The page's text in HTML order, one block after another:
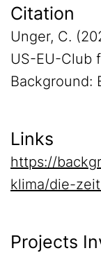
Citation
Unger, C.
US-EU-Club
Background:
Links
https://
klima/die-
Projects